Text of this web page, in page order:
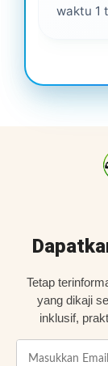
waktu 1
Tetap
yang dikaji
inklusif,